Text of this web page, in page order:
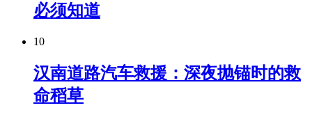
必须知道
10
汉南道路汽车救援：深夜抛锚时的救
命稻草